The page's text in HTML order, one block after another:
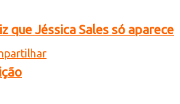
que Jéssica Sales só aparece